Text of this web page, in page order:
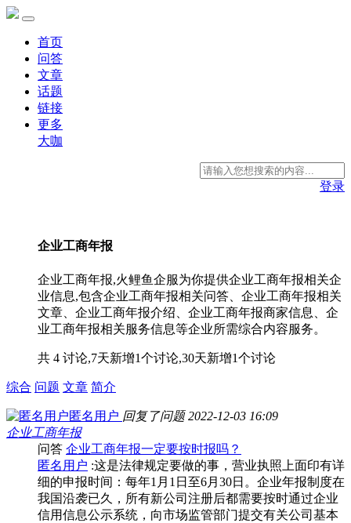
首页
问答
文章
话题
链接
更多
大咖
登录
企业工商年报
企业工商年报,火鲤鱼企服为你提供企业工商年报相关企
业信息,包含企业工商年报相关问答、企业工商年报相关
文章、企业工商年报介绍、企业工商年报商家信息、企
业工商年报相关服务信息等企业所需综合内容服务。
共 4 讨论,7天新增1个讨论,30天新增1个讨论
综合 问题 文章 简介
匿名用户 回复了问题 2022-12-03 16:09
企业工商年报
问答 企业工商年报一定要按时报吗？
匿名用户 :这是法律规定要做的事，营业执照上面印有详
细的申报时间：每年1月1日至6月30日。企业年报制度在
我国沿袭已久，所有新公司注册后都需要按时通过企业
信用信息公示系统，向市场监管部门提交有关公司基本